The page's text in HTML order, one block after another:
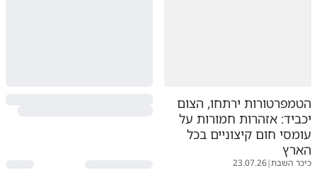
הטמפרטורות ירתחו, הצום
יכביד: אזהרות חמורות על
עומסי חום קיצוניים בכל
הארץ
כיכר השבת|
23.07.26